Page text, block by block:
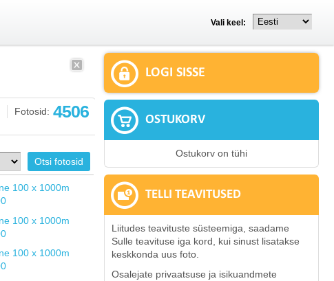
Vali keel:
Fotosid: 4506
LOGI SISSE
OSTUKORV
Ostukorv on tühi
TELLI TEAVITUSED
Liitudes teavituste süsteemiga, saadame
Sulle teavituse iga kord, kui sinust lisatakse
keskkonda uus foto.
Osalejate privaatsuse ja isikuandmete